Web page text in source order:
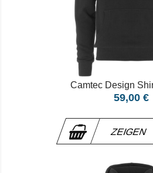
Camtec Design
Preis
59,00 €
ZEIGEN